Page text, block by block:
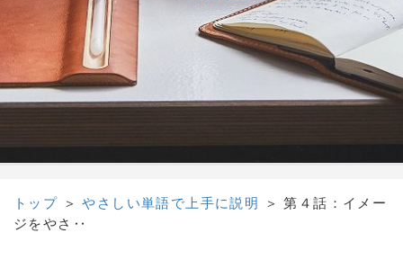
トップ ＞やさしい単語で上手に説明
＞ 第４話：イメー
ジをやさ‥